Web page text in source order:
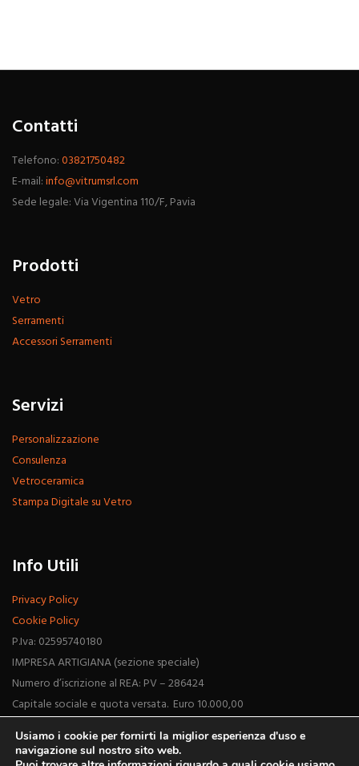
Contatti
Telefono:03821750482
E-mail:info@vitrumsrl.com
Sede legale: Via Vigentina 110/F, Pavia
Prodotti
Vetro
Serramenti
Accessori Serramenti
Servizi
Personalizzazione
Consulenza
Vetroceramica
Stampa Digitale su Vetro
Info Utili
Privacy Policy
Cookie Policy
P.Iva: 02595740180
IMPRESA ARTIGIANA (sezione speciale)
Numero d’iscrizione al REA: PV – 286424
Capitale sociale e quota versata. Euro 10.000,00
Usiamo i cookie per fornirti la miglior esperienza d'uso e
navigazione sul nostro sito web.